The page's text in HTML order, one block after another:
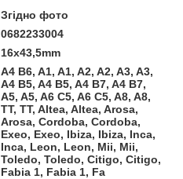
Згідно фото
0682233004
16х43,5mm
A4 B6, A1, A1, A2, A2, A3, A3,
A4 B5, A4 B5, A4 B7, A4 B7,
A5, A5, A6 C5, A6 C5, A8, A8,
TT, TT, Altea, Altea, Arosa,
Arosa, Cordoba, Cordoba,
Exeo, Exeo, Ibiza, Ibiza, Inca,
Inca, Leon, Leon, Mii, Mii,
Toledo, Toledo, Citigo, Citigo,
Fabia 1, Fabia 1, Fa